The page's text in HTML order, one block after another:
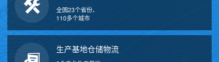
全国23个省份、
110多个城市
生产基地仓储物流